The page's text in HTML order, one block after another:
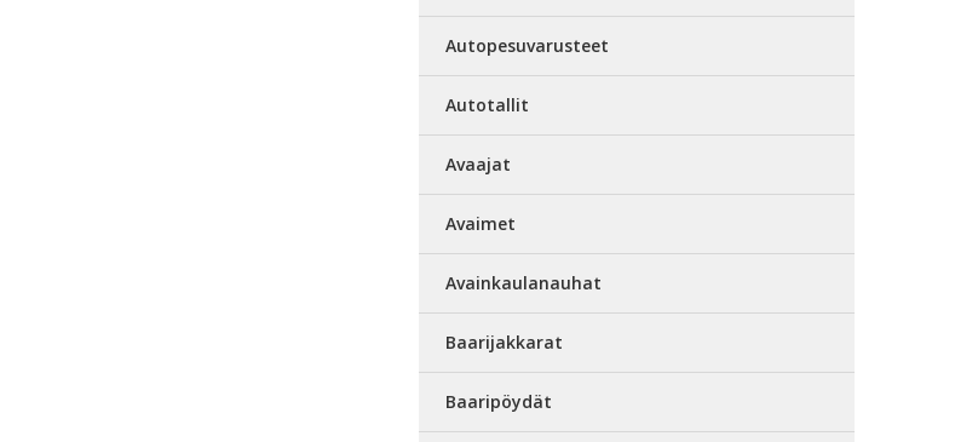
Autopesuvarusteet
Autotallit
Avaajat
Avaimet
Avainkaulanauhat
Baarijakkarat
Baaripöydät